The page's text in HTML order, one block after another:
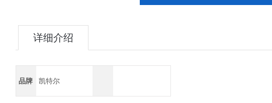
详细介绍
品牌 凯特尔